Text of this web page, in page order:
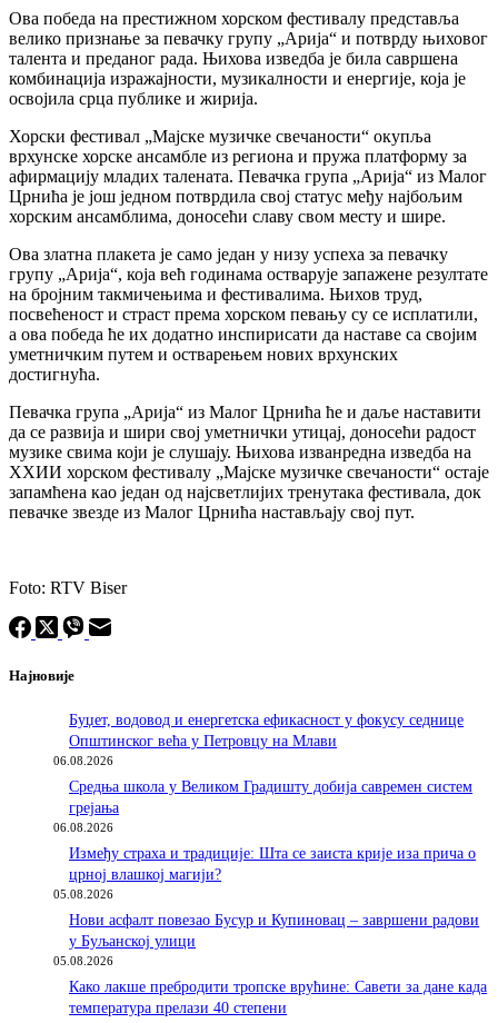
Ова победа на престижном хорском фестивалу представља
велико признање за певачку групу „Арија“ и потврду њиховог
талента и преданог рада. Њихова изведба је била савршена
комбинација изражајности, музикалности и енергије, која је
освојила срца публике и жирија.
Хорски фестивал „Мајске музичке свечаности“ окупља
врхунске хорске ансамбле из региона и пружа платформу за
афирмацију младих талената. Певачка група „Арија“ из Малог
Црнића је још једном потврдила свој статус међу најбољим
хорским ансамблима, доносећи славу свом месту и шире.
Ова златна плакета је само један у низу успеха за певачку
групу „Арија“, која већ годинама остварује запажене резултате
на бројним такмичењима и фестивалима. Њихов труд,
посвећеност и страст према хорском певању су се исплатили,
а ова победа ће их додатно инспирисати да наставе са својим
уметничким путем и остварењем нових врхунских
достигнућа.
Певачка група „Арија“ из Малог Црнића ће и даље наставити
да се развија и шири свој уметнички утицај, доносећи радост
музике свима који је слушају. Њихова изванредна изведба на
XXИИ хорском фестивалу „Мајске музичке свечаности“ остаје
запамћена као један од најсветлијих тренутака фестивала, док
певачке звезде из Малог Црнића настављају свој пут.
Foto: RTV Biser
Најновије
Буџет, водовод и енергетска ефикасност у фокусу седнице
Општинског већа у Петровцу на Млави
06.08.2026
Средња школа у Великом Градишту добија савремен систем
грејања
06.08.2026
Између страха и традиције: Шта се заиста крије иза прича о
црној влашкој магији?
05.08.2026
Нови асфалт повезао Бусур и Купиновац – завршени радови
у Буљанској улици
05.08.2026
Како лакше пребродити тропске врућине: Савети за дане када
температура прелази 40 степени